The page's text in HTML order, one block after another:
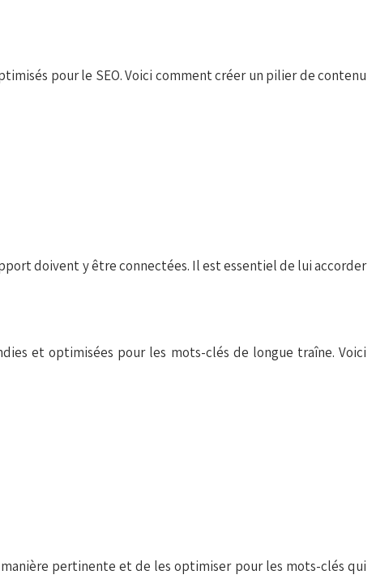
pour le SEO. Voici comment créer un pilier de contenu
doivent y être connectées. Il est essentiel de lui accorder
et optimisées pour les mots-clés de longue traîne. Voici
pertinente et de les optimiser pour les mots-clés qui